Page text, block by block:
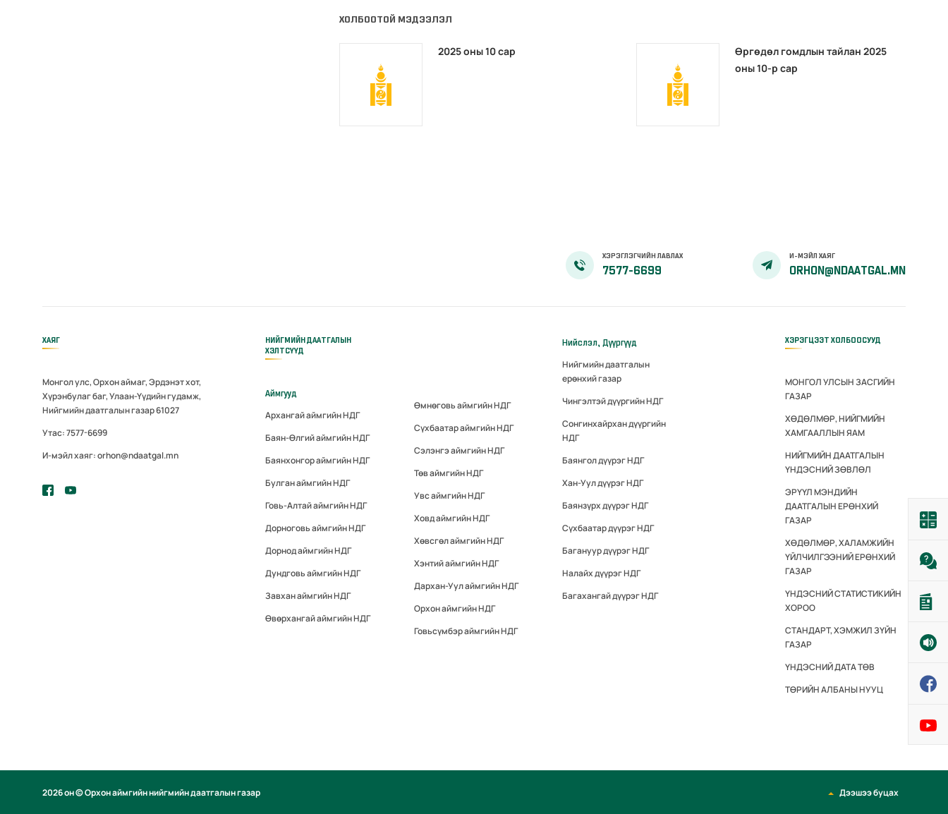
ХОЛБООТОЙ МЭДЭЭЛЭЛ
2025 оны 10 сар
Өргөдөл гомдлын тайлан 2025
оны 10-р сар
ХЭРЭГЛЭГЧИЙН ЛАВЛАХ
7577-6699
И-МЭЙЛ ХАЯГ
ORHON@NDAATGAL.MN
ХАЯГ
Монгол улс, Орхон аймаг, Эрдэнэт хот,
Хүрэнбулаг баг, Улаан-Үүдийн гудамж,
Нийгмийн даатгалын газар 61027
Утас: 7577-6699
И-мэйл хаяг: orhon@ndaatgal.mn
НИЙГМИЙН ДААТГАЛЫН
ХЭЛТСҮҮД
Аймгууд
Архангай аймгийн НДГ
Баян-Өлгий аймгийн НДГ
Баянхонгор аймгийн НДГ
Булган аймгийн НДГ
Говь-Алтай аймгийн НДГ
Дорноговь аймгийн НДГ
Дорнод аймгийн НДГ
Дундговь аймгийн НДГ
Завхан аймгийн НДГ
Өвөрхангай аймгийн НДГ
Өмнөговь аймгийн НДГ
Сүхбаатар аймгийн НДГ
Сэлэнгэ аймгийн НДГ
Төв аймгийн НДГ
Увс аймгийн НДГ
Ховд аймгийн НДГ
Хөвсгөл аймгийн НДГ
Хэнтий аймгийн НДГ
Дархан-Уул аймгийн НДГ
Орхон аймгийн НДГ
Говьсүмбэр аймгийн НДГ
Нийслэл, Дүүргүүд
Нийгмийн даатгалын
ерөнхий газар
Чингэлтэй дүүргийн НДГ
Сонгинхайрхан дүүргийн
НДГ
Баянгол дүүрэг НДГ
Хан-Уул дүүрэг НДГ
Баянзүрх дүүрэг НДГ
Сүхбаатар дүүрэг НДГ
Багануур дүүрэг НДГ
Налайх дүүрэг НДГ
Багахангай дүүрэг НДГ
ХЭРЭГЦЭЭТ ХОЛБООСУУД
МОНГОЛ УЛСЫН ЗАСГИЙН
ГАЗАР
ХӨДӨЛМӨР, НИЙГМИЙН
ХАМГААЛЛЫН ЯАМ
НИЙГМИЙН ДААТГАЛЫН
ҮНДЭСНИЙ ЗӨВЛӨЛ
ЭРҮҮЛ МЭНДИЙН
ДААТГАЛЫН ЕРӨНХИЙ
ГАЗАР
ХӨДӨЛМӨР, ХАЛАМЖИЙН
ҮЙЛЧИЛГЭЭНИЙ ЕРӨНХИЙ
ГАЗАР
ҮНДЭСНИЙ СТАТИСТИКИЙН
ХОРОО
СТАНДАРТ, ХЭМЖИЛ ЗҮЙН
ГАЗАР
ҮНДЭСНИЙ ДАТА ТӨВ
ТӨРИЙН АЛБАНЫ НУУЦ
2026 он © Орхон аймгийн нийгмийн даатгалын газар Дээшээ буцах